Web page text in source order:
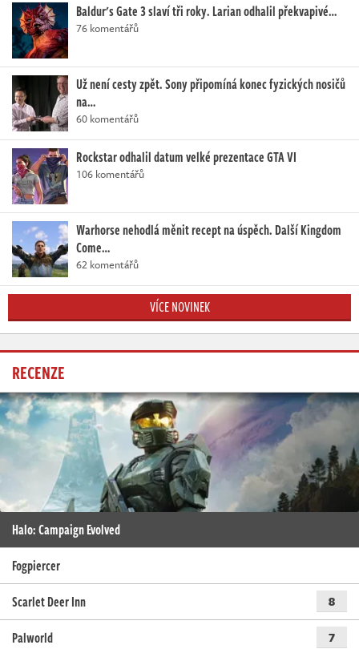
Baldur's Gate 3 slaví tři roky. Larian odhalil překvapivé…
76 komentářů
Už není cesty zpět. Sony připomíná konec fyzických nosičů
na…
60 komentářů
Rockstar odhalil datum velké prezentace GTA VI
106 komentářů
Warhorse nehodlá měnit recept na úspěch. Další Kingdom
Come…
62 komentářů
VÍCE NOVINEK
RECENZE
Halo: Campaign Evolved
Fogpiercer
Scarlet Deer Inn
8
Palworld 7